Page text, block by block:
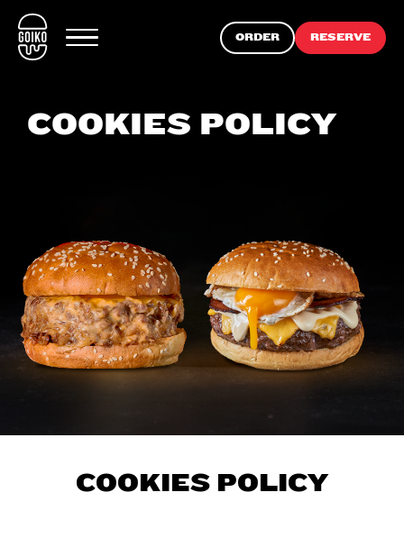
ORDER RESERVE
COOKIES POLICY
COOKIES POLICY